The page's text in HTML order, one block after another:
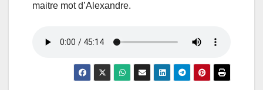
maitre mot d’Alexandre.